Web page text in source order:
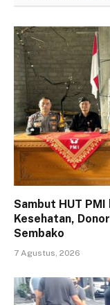
Sambut HUT
Kesehatan,
Sembako
7 Agustus, 2026